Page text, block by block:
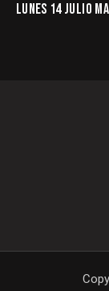
LUNES 14 JULIO